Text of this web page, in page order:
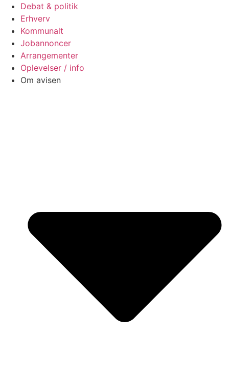
Debat & politik
Erhverv
Kommunalt
Jobannoncer
Arrangementer
Oplevelser / info
Om avisen